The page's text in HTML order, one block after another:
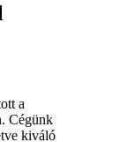
a
Cégünk
kiváló